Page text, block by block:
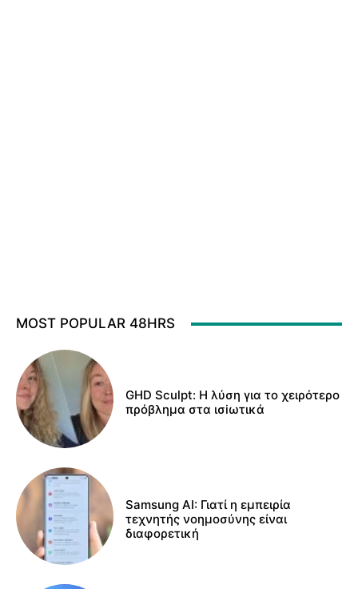
MOST POPULAR 48HRS
GHD Sculpt: Η λύση για το χειρότερο
πρόβλημα στα ισiωτικά
Samsung AI: Γιατί η εμπειρία
τεχνητής νοημοσύνης είναι
διαφορετική